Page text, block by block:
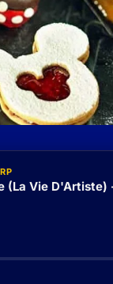
(La Vie D'Artiste)